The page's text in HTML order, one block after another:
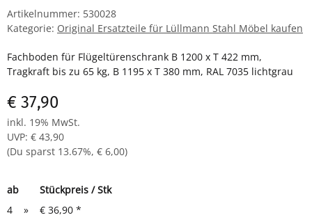
Artikelnummer: 530028
Kategorie: Original Ersatzteile für Lüllmann Stahl Möbel kaufen
Fachboden für Flügeltürenschrank B 1200 x T 422 mm,
Tragkraft bis zu 65 kg, B 1195 x T 380 mm, RAL 7035 lichtgrau
€ 37,90
inkl. 19% MwSt.
UVP: € 43,90
(Du sparst 13.67%, € 6,00)
ab
Stückpreis / Stk
4
» € 36,90 *